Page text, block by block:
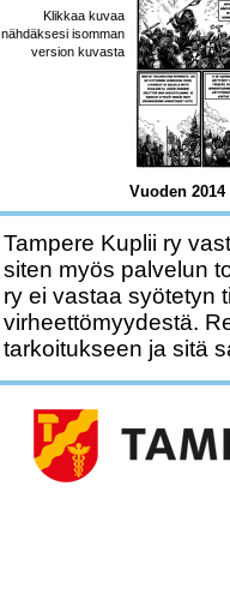
Klikkaa kuvaa
nähdäksesi isomman
version kuvasta
Vuoden
Tampere Kuplii ry
siten myös palvelun
ry ei vastaa syötetyn
virheettömyydestä.
tarkoitukseen ja sitä